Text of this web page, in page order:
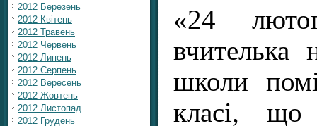
2012 Березень
2012 Квітень
2012 Травень
2012 Червень
2012 Липень
2012 Серпень
2012 Вересень
2012 Жовтень
2012 Листопад
2012 Грудень
«24
вчителька
школи
класі,